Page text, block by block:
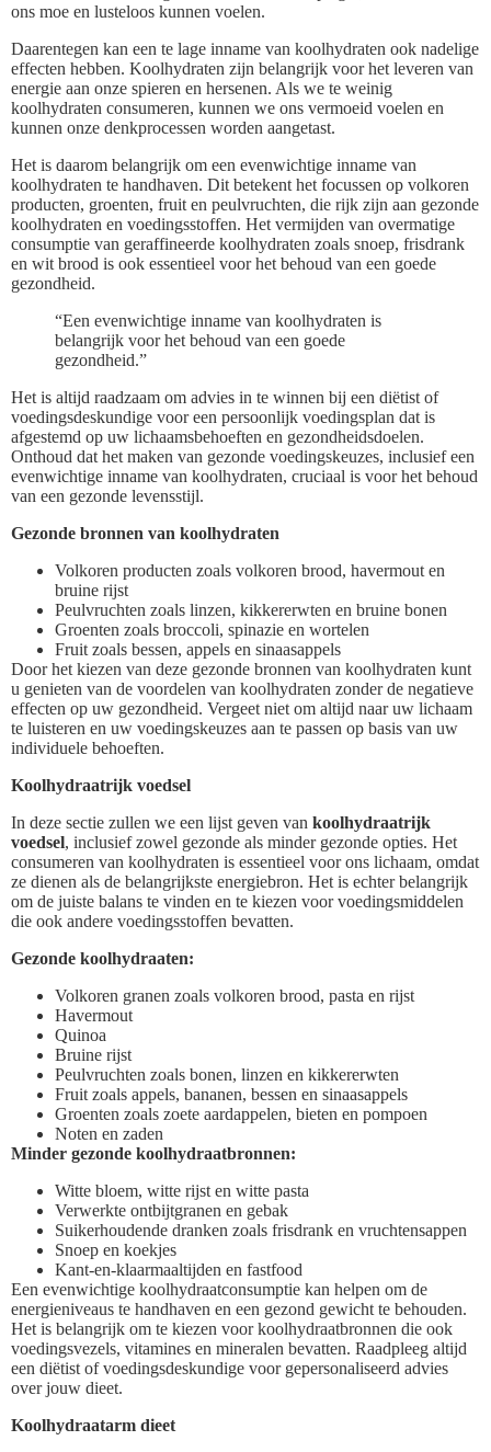
ons moe en lusteloos kunnen voelen.
Daarentegen kan een te lage inname van koolhydraten ook nadelige
effecten hebben. Koolhydraten zijn belangrijk voor het leveren van
energie aan onze spieren en hersenen. Als we te weinig
koolhydraten consumeren, kunnen we ons vermoeid voelen en
kunnen onze denkprocessen worden aangetast.
Het is daarom belangrijk om een evenwichtige inname van
koolhydraten te handhaven. Dit betekent het focussen op volkoren
producten, groenten, fruit en peulvruchten, die rijk zijn aan gezonde
koolhydraten en voedingsstoffen. Het vermijden van overmatige
consumptie van geraffineerde koolhydraten zoals snoep, frisdrank
en wit brood is ook essentieel voor het behoud van een goede
gezondheid.
“Een evenwichtige inname van koolhydraten is
belangrijk voor het behoud van een goede
gezondheid.”
Het is altijd raadzaam om advies in te winnen bij een diëtist of
voedingsdeskundige voor een persoonlijk voedingsplan dat is
afgestemd op uw lichaamsbehoeften en gezondheidsdoelen.
Onthoud dat het maken van gezonde voedingskeuzes, inclusief een
evenwichtige inname van koolhydraten, cruciaal is voor het behoud
van een gezonde levensstijl.
Gezonde bronnen van koolhydraten
Volkoren producten zoals volkoren brood, havermout en
bruine rijst
Peulvruchten zoals linzen, kikkererwten en bruine bonen
Groenten zoals broccoli, spinazie en wortelen
Fruit zoals bessen, appels en sinaasappels
Door het kiezen van deze gezonde bronnen van koolhydraten kunt
u genieten van de voordelen van koolhydraten zonder de negatieve
effecten op uw gezondheid. Vergeet niet om altijd naar uw lichaam
te luisteren en uw voedingskeuzes aan te passen op basis van uw
individuele behoeften.
Koolhydraatrijk voedsel
In deze sectie zullen we een lijst geven van koolhydraatrijk
voedsel, inclusief zowel gezonde als minder gezonde opties. Het
consumeren van koolhydraten is essentieel voor ons lichaam, omdat
ze dienen als de belangrijkste energiebron. Het is echter belangrijk
om de juiste balans te vinden en te kiezen voor voedingsmiddelen
die ook andere voedingsstoffen bevatten.
Gezonde koolhydraaten:
Volkoren granen zoals volkoren brood, pasta en rijst
Havermout
Quinoa
Bruine rijst
Peulvruchten zoals bonen, linzen en kikkererwten
Fruit zoals appels, bananen, bessen en sinaasappels
Groenten zoals zoete aardappelen, bieten en pompoen
Noten en zaden
Minder gezonde koolhydraatbronnen:
Witte bloem, witte rijst en witte pasta
Verwerkte ontbijtgranen en gebak
Suikerhoudende dranken zoals frisdrank en vruchtensappen
Snoep en koekjes
Kant-en-klaarmaaltijden en fastfood
Een evenwichtige koolhydraatconsumptie kan helpen om de
energieniveaus te handhaven en een gezond gewicht te behouden.
Het is belangrijk om te kiezen voor koolhydraatbronnen die ook
voedingsvezels, vitamines en mineralen bevatten. Raadpleeg altijd
een diëtist of voedingsdeskundige voor gepersonaliseerd advies
over jouw dieet.
Koolhydraatarm dieet